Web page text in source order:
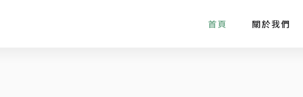
首頁 關於我們